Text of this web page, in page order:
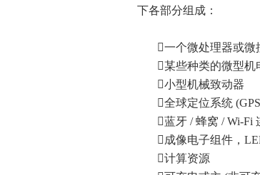
下各部分组成：
一个微处理器或微
某些种类的微型机
小型机械致动器
全球定位系统
蓝牙 / 蜂窝 / Wi-Fi
成像电子组件，
计算资源